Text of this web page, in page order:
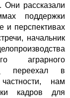
Они рассказали
поддержки
и перспективах
начальник
аграрного
переехал в
нам
кадров для